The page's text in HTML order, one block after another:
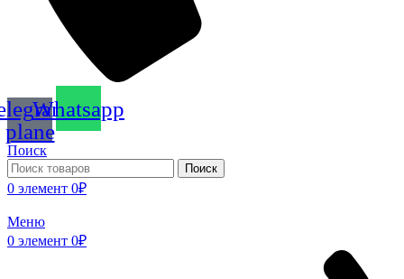
plane
Whatsapp
Поиск
Поиск
0 элемент 0₽
Меню
0 элемент 0₽